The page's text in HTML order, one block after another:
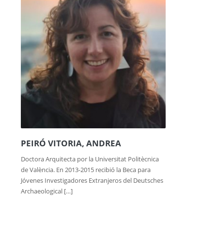
PEIRÓ VITORIA, ANDREA
Doctora Arquitecta por la Universitat Politècnica
de València. En 2013-2015 recibió la Beca para
Jóvenes Investigadores Extranjeros del Deutsches
Archaeological […]